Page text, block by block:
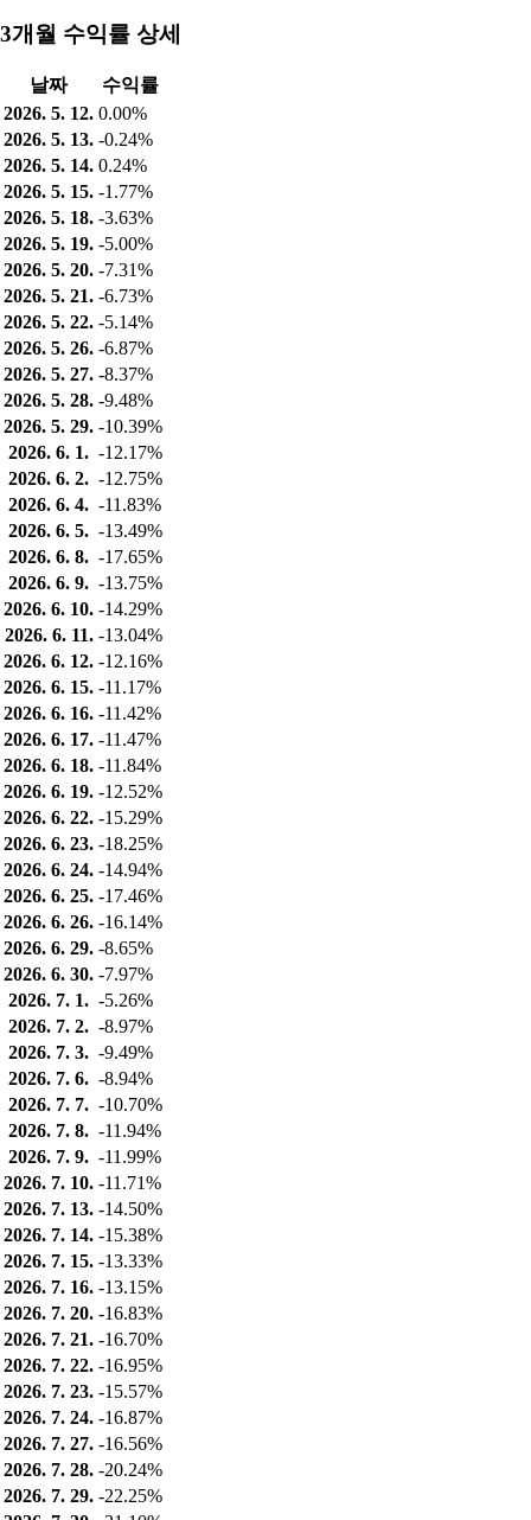
3개월 수익률 상세
날짜
수익률
2026. 5. 12. 0.00%
2026. 5. 13. -0.24%
2026. 5. 14. 0.24%
2026. 5. 15. -1.77%
2026. 5. 18. -3.63%
2026. 5. 19. -5.00%
2026. 5. 20. -7.31%
2026. 5. 21. -6.73%
2026. 5. 22. -5.14%
2026. 5. 26. -6.87%
2026. 5. 27. -8.37%
2026. 5. 28. -9.48%
2026. 5. 29. -10.39%
2026. 6. 1. -12.17%
2026. 6. 2. -12.75%
2026. 6. 4. -11.83%
2026. 6. 5. -13.49%
2026. 6. 8. -17.65%
2026. 6. 9. -13.75%
2026. 6. 10. -14.29%
2026. 6. 11. -13.04%
2026. 6. 12. -12.16%
2026. 6. 15. -11.17%
2026. 6. 16. -11.42%
2026. 6. 17. -11.47%
2026. 6. 18. -11.84%
2026. 6. 19. -12.52%
2026. 6. 22. -15.29%
2026. 6. 23. -18.25%
2026. 6. 24. -14.94%
2026. 6. 25. -17.46%
2026. 6. 26. -16.14%
2026. 6. 29. -8.65%
2026. 6. 30. -7.97%
2026. 7. 1. -5.26%
2026. 7. 2. -8.97%
2026. 7. 3. -9.49%
2026. 7. 6. -8.94%
2026. 7. 7. -10.70%
2026. 7. 8. -11.94%
2026. 7. 9. -11.99%
2026. 7. 10. -11.71%
2026. 7. 13. -14.50%
2026. 7. 14. -15.38%
2026. 7. 15. -13.33%
2026. 7. 16. -13.15%
2026. 7. 20. -16.83%
2026. 7. 21. -16.70%
2026. 7. 22. -16.95%
2026. 7. 23. -15.57%
2026. 7. 24. -16.87%
2026. 7. 27. -16.56%
2026. 7. 28. -20.24%
2026. 7. 29. -22.25%